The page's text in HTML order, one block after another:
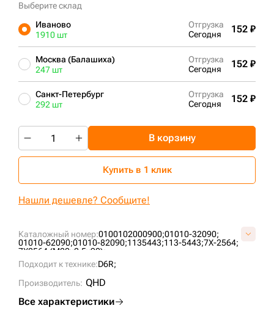
Каталожный номер:0100102000900;01010-32090;
01010-62090;01010-82090;1135443;113-5443;7X-2564;
7X2564 (M20x2,5x90);
Подходит к технике:D6R;
Производитель: QHD
Все характеристики
Выберите склад
Иваново
1910 шт
Отгрузка
Сегодня
152 ₽
Москва (Балашиха)
247 шт
Отгрузка
Сегодня
152 ₽
Санкт-Петербург
292 шт
Отгрузка
Сегодня
152 ₽
В корзину
Купить в 1 клик
Нашли дешевле? Сообщите!